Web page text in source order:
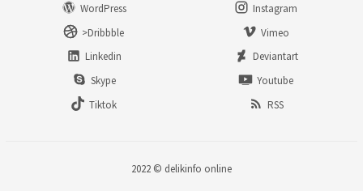
WordPress
Instagram
>Dribbble
Vimeo
Linkedin
Deviantart
Skype
Youtube
Tiktok
RSS
2022 © delikinfo online